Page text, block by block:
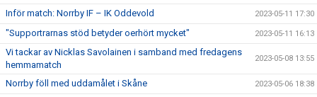
Inför match: Norrby IF – IK Oddevold 2023-05-11 17:30
"Supportrarnas stöd betyder oerhört mycket" 2023-05-11 16:13
Vi tackar av Nicklas Savolainen i samband med fredagens
hemmamatch
2023-05-08 13:55
Norrby föll med uddamålet i Skåne 2023-05-06 18:38